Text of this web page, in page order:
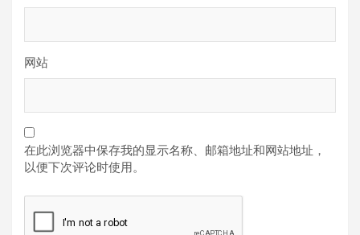
网站
在此浏览器中保存我的显示名称、邮箱地址和网站地址，
以便下次评论时使用。